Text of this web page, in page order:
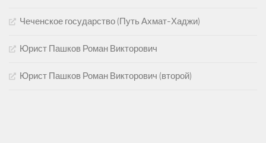
Чеченское государство (Путь Ахмат-Хаджи)
Юрист Пашков Роман Викторович
Юрист Пашков Роман Викторович (второй)